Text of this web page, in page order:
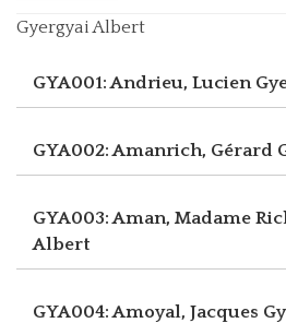
Gyergyai Albert
GYA001: Andrieu, Lucien
GYA002: Amanrich, Gérard
GYA003: Aman, Madame
Albert
GYA004: Amoyal, Jacques